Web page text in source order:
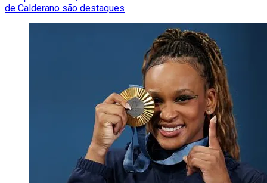
de Calderano são destaques